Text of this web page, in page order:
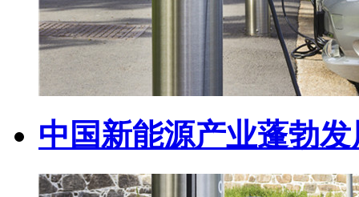
中国新能源产业蓬勃